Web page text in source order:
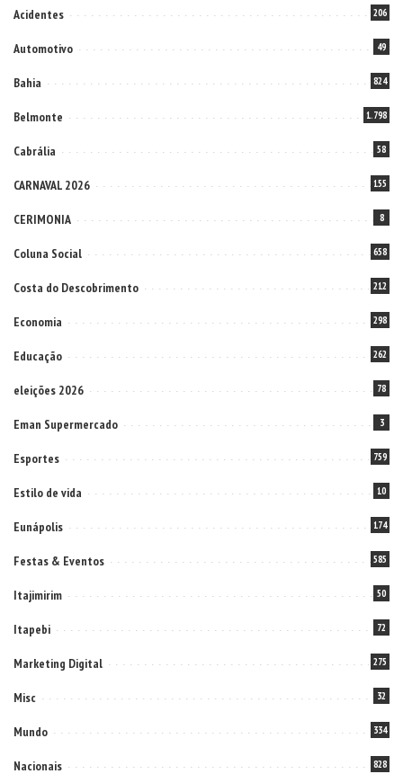
Acidentes 206
Automotivo 49
Bahia 824
Belmonte 1.798
Cabrália 58
CARNAVAL 2026 155
CERIMONIA 8
Coluna Social 658
Costa do Descobrimento 212
Economia 298
Educação 262
eleições 2026 78
Eman Supermercado 3
Esportes 759
Estilo de vida 10
Eunápolis 174
Festas & Eventos 585
Itajimirim 50
Itapebi 72
Marketing Digital 275
Misc 32
Mundo 334
Nacionais 828